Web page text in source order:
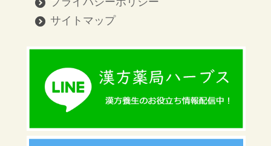
サイトマップ